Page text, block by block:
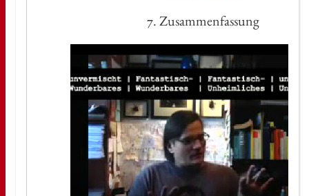
7. Zu­sam­men­fas­sung